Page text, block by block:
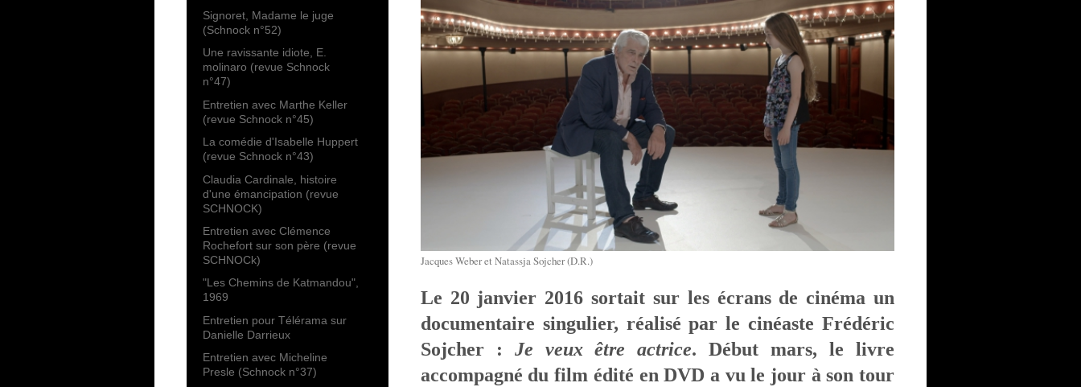
Jacques Weber et Natassja Sojcher (D.R.)
Le 20 janvier 2016 sortait sur les écrans de cinéma un
documentaire singulier, réalisé par le cinéaste Frédéric
Sojcher : Je veux être actrice. Début mars, le livre
accompagné du film édité en DVD a vu le jour à son tour
Signoret, Madame le juge
(Schnock n°52)
Une ravissante idiote, E.
molinaro (revue Schnock
n°47)
Entretien avec Marthe Keller
(revue Schnock n°45)
La comédie d'Isabelle Huppert
(revue Schnock n°43)
Claudia Cardinale, histoire
d'une émancipation (revue
SCHNOCK)
Entretien avec Clémence
Rochefort sur son père (revue
SCHNOCk)
"Les Chemins de Katmandou",
1969
Entretien pour Télérama sur
Danielle Darrieux
Entretien avec Micheline
Presle (Schnock n°37)